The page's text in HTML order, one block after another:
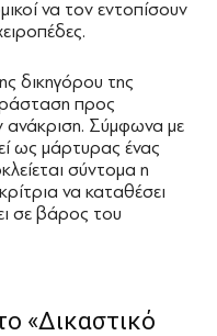
να τον εντοπίσουν
δικηγόρου της
προς
ανάκριση. Σύμφωνα με
ως μάρτυρας ένας
σύντομα η
να καταθέσει
σε βάρος του
«Δικαστικό